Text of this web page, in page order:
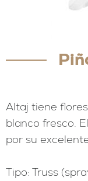
Altaj tiene
blanco fresco.
por su
Tipo: Truss